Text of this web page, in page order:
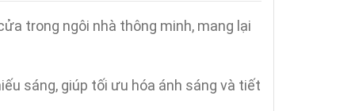
trong ngôi nhà thông minh, mang lại
sáng, giúp tối ưu hóa ánh sáng và tiết